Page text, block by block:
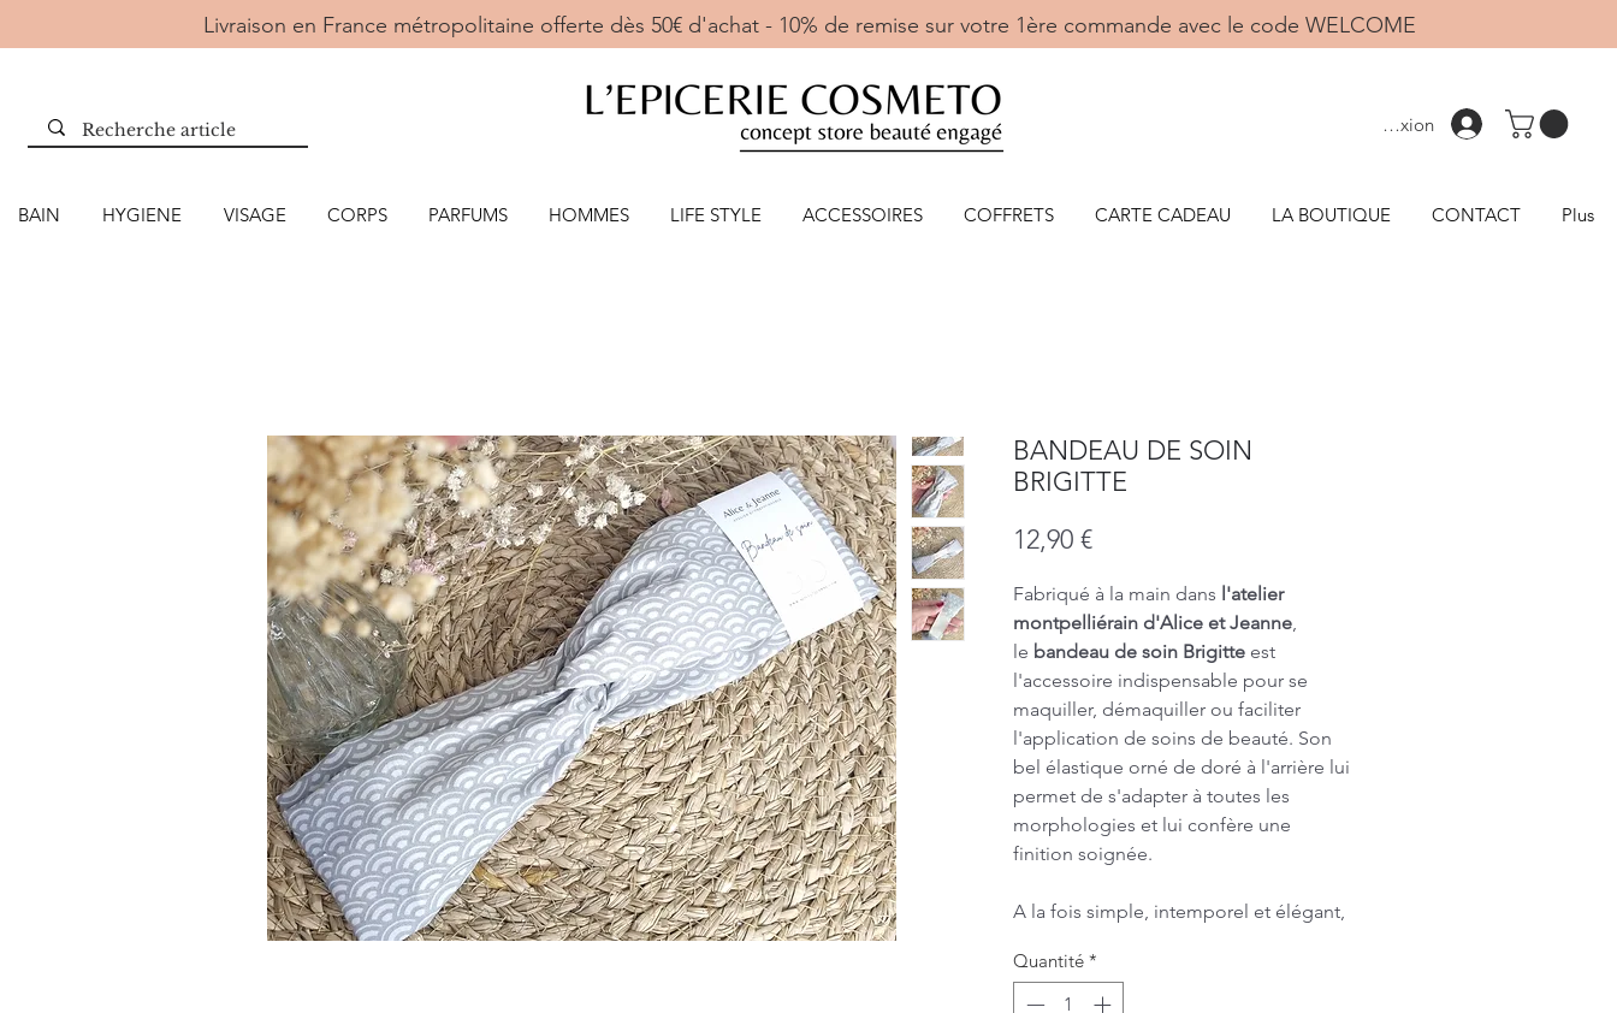
Livraison en France métropolitaine offerte dès 50€ d'achat - 10% de remise sur votre 1ère commande avec le code WELCOME
Connexion
BAIN HYGIENE VISAGE CORPS PARFUMS HOMMES LIFE STYLE ACCESSOIRES COFFRETS CARTE CADEAU LA BOUTIQUE CONTACT Plus
BANDEAU DE SOIN
BRIGITTE
12,90 €Prix
Fabriqué à la main dans l'atelier
montpelliérain d'Alice et Jeanne
le bandeau de soin Brigitte est
l'accessoire indispensable pour se
maquiller, démaquiller ou faciliter
l'application de soins de beauté. Son
bel élastique orné de doré à l'arrière lui
permet de s'adapter à toutes les
morphologies et lui confère une
finition soignée.
A la fois simple, intemporel et élégant,
qui s'harmonise avec tout.
Quantité *